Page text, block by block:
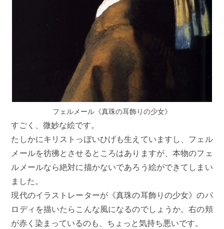
フェルメール《真珠の耳飾りの少女》
すごく、微妙な絵です。
たしかにキリストっぽいひげも生えていますし、フェル
メールを彷彿とさせるところはありますが、本物のフェ
ルメールなら絶対に描かないであろう絵ができてしまい
ました。
現代のイラストレーターが《真珠の耳飾りの少女》のパ
ロディを描いたらこんな風になるのでしょうか。右の頬
が赤く染まっているのも、ちょっと気持ち悪いです。